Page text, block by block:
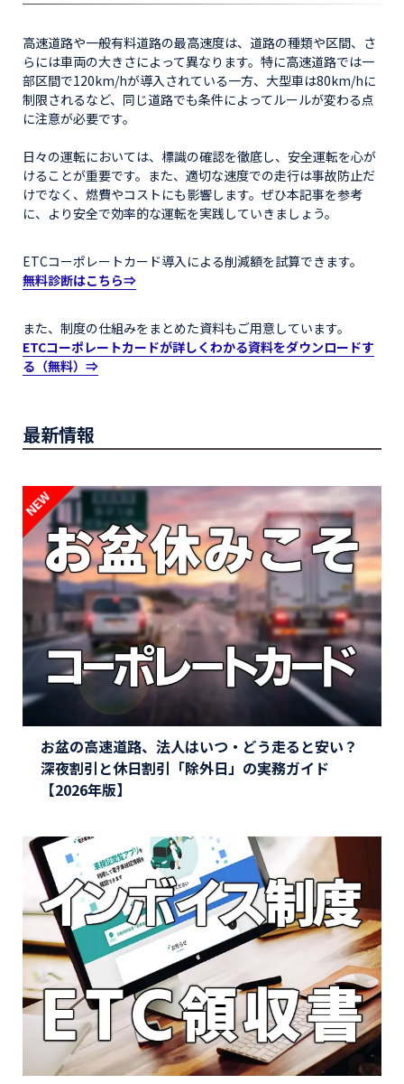
高速道路や一般有料道路の最高速度は、道路の種類や区間、さ
らには車両の大きさによって異なります。特に高速道路では一
部区間で120km/hが導入されている一方、大型車は80km/hに
制限されるなど、同じ道路でも条件によってルールが変わる点
に注意が必要です。
日々の運転においては、標識の確認を徹底し、安全運転を心が
けることが重要です。また、適切な速度での走行は事故防止だ
けでなく、燃費やコストにも影響します。ぜひ本記事を参考
に、より安全で効率的な運転を実践していきましょう。
ETCコーポレートカード導入による削減額を試算できます。
無料診断はこちら⇒
また、制度の仕組みをまとめた資料もご用意しています。
ETCコーポレートカードが詳しくわかる資料をダウンロードす
る（無料）⇒
最新情報
お盆の高速道路、法人はいつ・どう走ると安い？
深夜割引と休日割引「除外日」の実務ガイド
【2026年版】